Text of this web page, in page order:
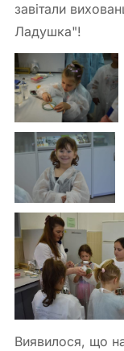
завітали
Ладушка"!
Виявилося, що